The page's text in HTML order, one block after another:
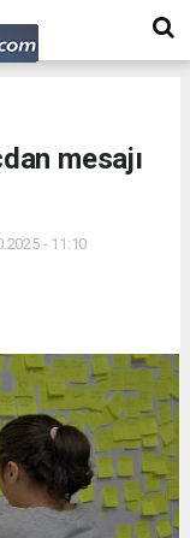
mesajı
- 11:10